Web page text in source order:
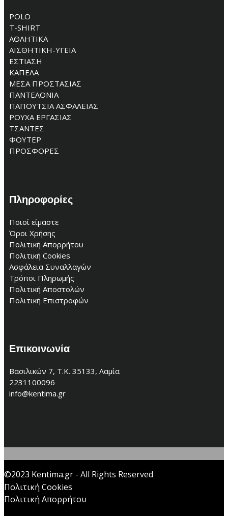
POLO
T-SHIRT
ΑΘΛΗΤΙΚΑ
ΑΙΣΘΗΤΙΚΗ-ΥΓΕΙΑ
ΕΣΤΙΑΣΗ
ΚΑΠΕΛΑ
ΜΕΣΑ ΠΡΟΣΤΑΣΙΑΣ
ΠΑΝΤΕΛΟΝΙΑ
ΠΑΠΟΥΤΣΙΑ ΑΣΦΑΛΕΙΑΣ
ΡΟΥΧΑ ΕΡΓΑΣΙΑΣ
ΤΣΑΝΤΕΣ
ΦΟΥΤΕΡ
ΠΡΟΣΦΟΡΕΣ
Πληροφορίες
Ποιοί είμαστε
Όροι Χρήσης
Πολιτική Απορρήτου
Πολιτική Cookies
Ασφάλεια Συναλλαγών
Τρόποι Πληρωμής
Πολιτική Αποστολών
Πολιτική Επιστροφών
Επικοινωνία
Βασιλικών 7, Τ.Κ. 35133, Λαμία
2231100096
info@kentima.gr
©2023 Kentima.gr - All Rights Reserved
Πολιτική Cookies
Πολιτική Απορρήτου